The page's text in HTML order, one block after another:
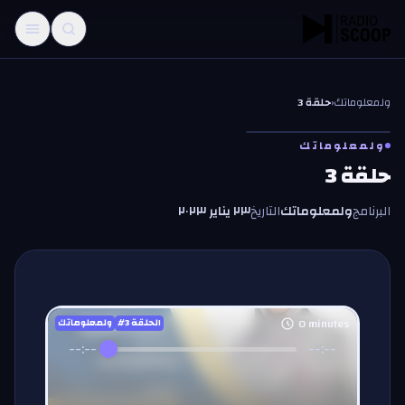
ولمعلوماتك‹حلقة 3
ولمعلوماتك
حلقة 3
البرنامجولمعلوماتكالتاريخ٢٣ يناير ٢٠٢٣
ولمعلوماتك #الحلقة3 0minutes
--:-- --:--